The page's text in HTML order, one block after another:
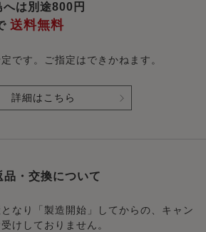
は別途800円
送料無料
です。ご指定はできかねます。
詳細はこちら
品・交換について
なり「製造開始」してからの、キャン
けしておりません。